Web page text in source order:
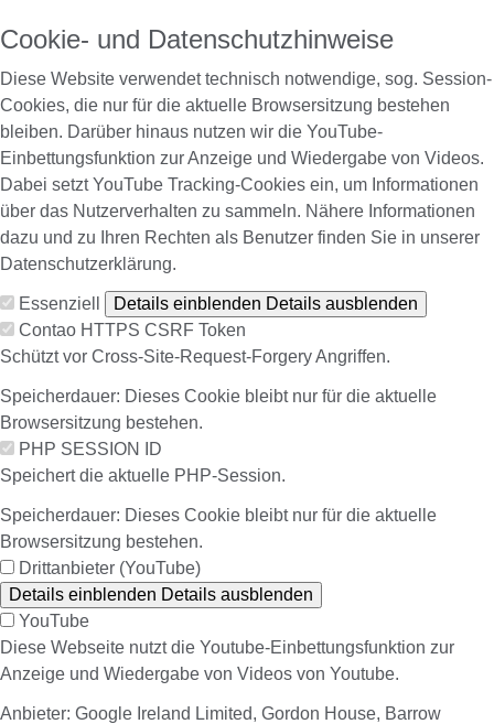
Cookie- und Datenschutzhinweise
Diese Website verwendet technisch notwendige, sog. Session-
Cookies, die nur für die aktuelle Browsersitzung bestehen
bleiben. Darüber hinaus nutzen wir die YouTube-
Einbettungsfunktion zur Anzeige und Wiedergabe von Videos.
Dabei setzt YouTube Tracking-Cookies ein, um Informationen
über das Nutzerverhalten zu sammeln. Nähere Informationen
dazu und zu Ihren Rechten als Benutzer finden Sie in unserer
Datenschutzerklärung.
Essenziell Details einblenden Details ausblenden
Contao HTTPS CSRF Token
Schützt vor Cross-Site-Request-Forgery Angriffen.
Speicherdauer: Dieses Cookie bleibt nur für die aktuelle
Browsersitzung bestehen.
PHP SESSION ID
Speichert die aktuelle PHP-Session.
Speicherdauer: Dieses Cookie bleibt nur für die aktuelle
Browsersitzung bestehen.
Drittanbieter (YouTube)
Details einblenden Details ausblenden
YouTube
Diese Webseite nutzt die Youtube-Einbettungsfunktion zur
Anzeige und Wiedergabe von Videos von Youtube.
Anbieter: Google Ireland Limited, Gordon House, Barrow